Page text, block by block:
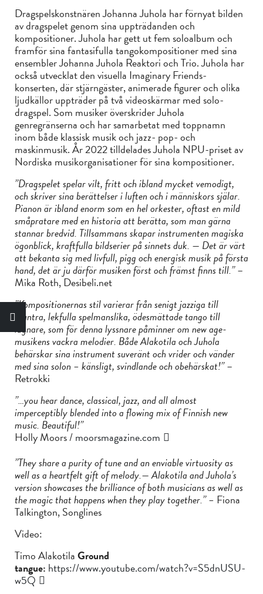
Dragspelskonstnären Johanna Juhola har förnyat bilden
av dragspelet genom sina uppträdanden och
kompositioner. Juhola har gett ut fem soloalbum och
framför sina fantasifulla tangokompositioner med sina
ensembler Johanna Juhola Reaktori och Trio. Juhola har
också utvecklat den visuella Imaginary Friends-
konserten, där stjärngäster, animerade figurer och olika
ljudkällor uppträder på två videoskärmar med solo-
dragspel. Som musiker överskrider Juhola
genregränserna och har samarbetat med toppnamn
inom både klassisk musik och jazz- pop- och
maskinmusik. År 2022 tilldelades Juhola NPU-priset av
Nordiska musikorganisationer för sina kompositioner.
”Dragspelet spelar vilt, fritt och ibland mycket vemodigt,
och skriver sina berättelser i luften och i människors själar.
Pianon är ibland enorm som en hel orkester, oftast en mild
småpratare med en historia att berätta, som man gärna
stannar bredvid. Tillsammans skapar instrumenten magiska
ögonblick, kraftfulla bildserier på sinnets duk. — Det är värt
att bekanta sig med livfull, pigg och energisk musik på första
hand, det är ju därför musiken först och främst finns till.”–
Mika Roth, Desibeli.net
”Kompositionernas stil varierar från senigt jazziga till
muntra, lekfulla spelmanslika, ödesmättade tango till
lugnare, som för denna lyssnare påminner om new age-
musikens vackra melodier. Både Alakotila och Juhola
behärskar sina instrument suveränt och vrider och vänder
med sina solon – känsligt, svindlande och obehärskat!”–
Retrokki
”…you hear dance, classical, jazz, and all almost
imperceptibly blended into a flowing mix of Finnish new
music. Beautiful!”
Holly Moors /moorsmagazine.com
”They share a purity of tune and an enviable virtuosity as
well as a heartfelt gift of melody.— Alakotila and Juhola’s
version showcases the brilliance of both musicians as well as
the magic that happens when they play together.” – Fiona
Talkington, Songlines
Video:
Timo AlakotilaGround
tangue: https://www.youtube.com/watch?v=S5dnUSU-
w5Q